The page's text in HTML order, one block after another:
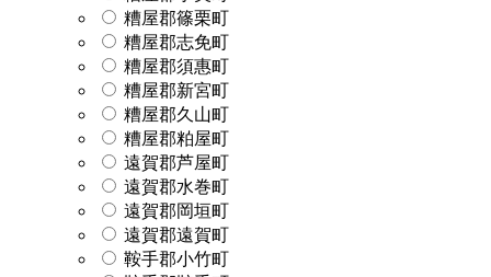
糟屋郡篠栗町
糟屋郡志免町
糟屋郡須惠町
糟屋郡新宮町
糟屋郡久山町
糟屋郡粕屋町
遠賀郡芦屋町
遠賀郡水巻町
遠賀郡岡垣町
遠賀郡遠賀町
鞍手郡小竹町